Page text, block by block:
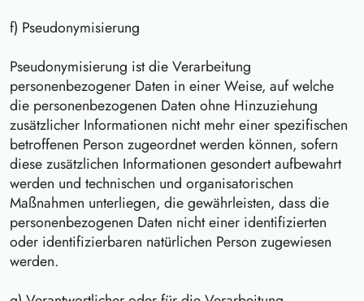
f) Pseudonymisierung
Pseudonymisierung ist die Verarbeitung
personenbezogener Daten in einer Weise, auf welche
die personenbezogenen Daten ohne Hinzuziehung
zusätzlicher Informationen nicht mehr einer spezifischen
betroffenen Person zugeordnet werden können, sofern
diese zusätzlichen Informationen gesondert aufbewahrt
werden und technischen und organisatorischen
Maßnahmen unterliegen, die gewährleisten, dass die
personenbezogenen Daten nicht einer identifizierten
oder identifizierbaren natürlichen Person zugewiesen
werden.